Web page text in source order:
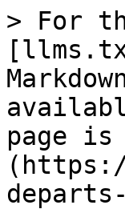
> For
page is
departs-